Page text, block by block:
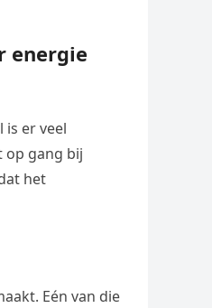
energie
er veel
op gang bij
het
Eén van die